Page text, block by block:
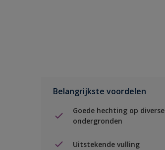
Belangrijkste voordelen
Goede hechting op diverse
ondergronden
Uitstekende vulling